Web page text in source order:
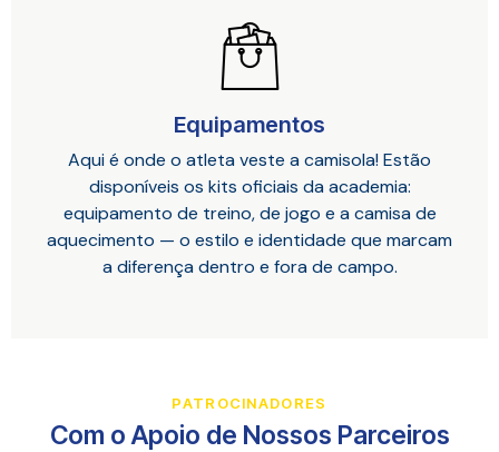
Equipamentos
Aqui é onde o atleta veste a camisola! Estão
disponíveis os kits oficiais da academia:
equipamento de treino, de jogo e a camisa de
aquecimento — o estilo e identidade que marcam
a diferença dentro e fora de campo.
PATROCINADORES
Com o Apoio de Nossos Parceiros​